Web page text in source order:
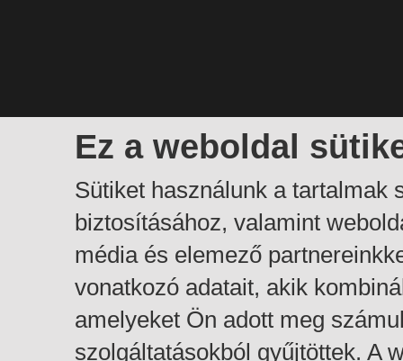
Ez a weboldal
Sütiket használunk a tartalmak
biztosításához, valamint
média és elemező
vonatkozó adatait, akik
amelyeket Ön adott meg
szolgáltatásokból gyűjtöttek. A